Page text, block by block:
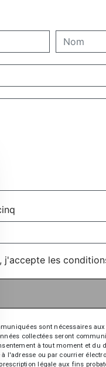
j'accepte les
sont nécessaires
collectées seront
à tout moment et
à l'adresse ou par courrier
légale aux fins